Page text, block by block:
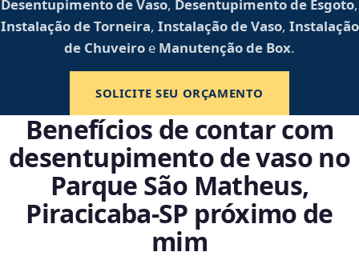
Desentupimento de Vaso, Desentupimento de Esgoto,
Instalação de Torneira, Instalação de Vaso, Instalação
de Chuveiro e Manutenção de Box.
SOLICITE SEU ORÇAMENTO
Benefícios de contar com
desentupimento de vaso no
Parque São Matheus,
Piracicaba‑SP próximo de
mim